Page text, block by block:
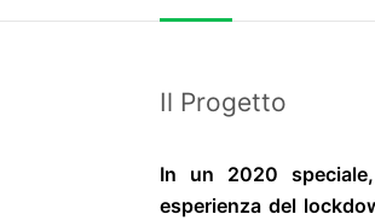
Il Progetto
In un 2020
esperienza del